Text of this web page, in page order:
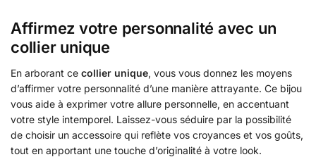
Affirmez votre personnalité avec un
collier unique
En arborant ce collier unique, vous vous donnez les moyens
d’affirmer votre personnalité d’une manière attrayante. Ce bijou
vous aide à exprimer votre allure personnelle, en accentuant
votre style intemporel. Laissez-vous séduire par la possibilité
de choisir un accessoire qui reflète vos croyances et vos goûts,
tout en apportant une touche d’originalité à votre look.